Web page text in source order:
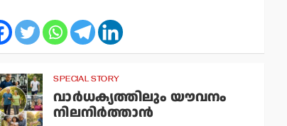
SPECIAL STORY
വാര്‍ധക്യത്തിലും യൗവനം
നിലനിര്‍ത്താന്‍